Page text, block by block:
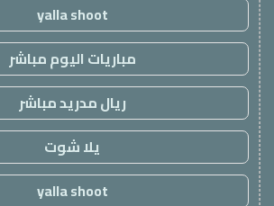
yalla shoot
مباريات اليوم مباشر
ريال مدريد مباشر
يلا شوت
yalla shoot